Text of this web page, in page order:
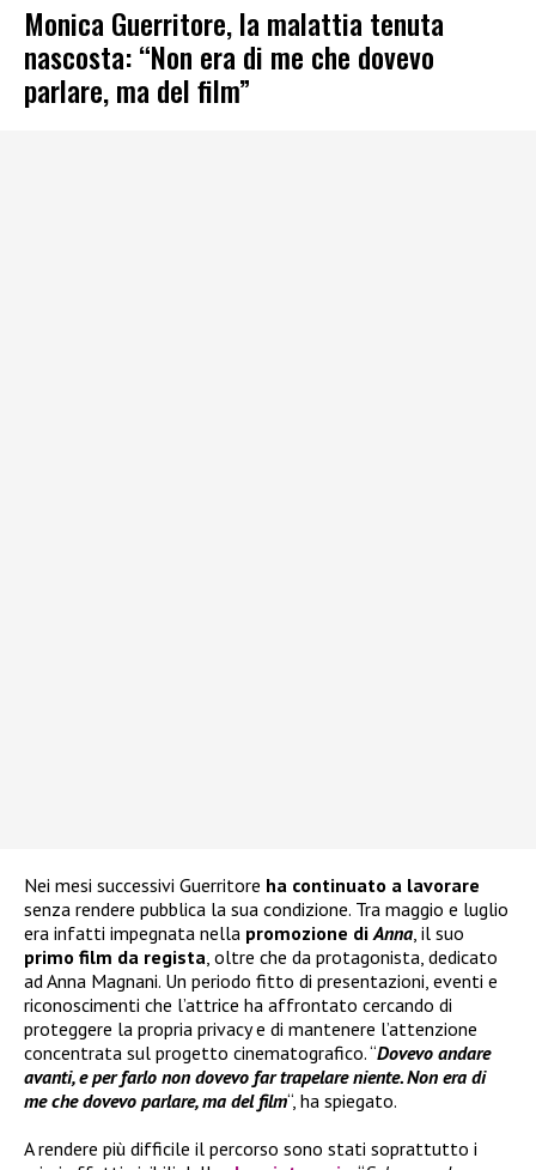
Monica Guerritore, la malattia tenuta
nascosta: “Non era di me che dovevo
parlare, ma del film”
Nei mesi successivi Guerritore ha continuato a lavorare
senza rendere pubblica la sua condizione. Tra maggio e luglio
era infatti impegnata nella promozione diAnna, il suo
primo film da regista, oltre che da protagonista, dedicato
ad Anna Magnani. Un periodo fitto di presentazioni, eventi e
riconoscimenti che l’attrice ha affrontato cercando di
proteggere la propria privacy e di mantenere l’attenzione
concentrata sul progetto cinematografico. “Dovevo andare
avanti, e per farlo non dovevo far trapelare niente. Non era di
me che dovevo parlare, ma del film“, ha spiegato.
A rendere più difficile il percorso sono stati soprattutto i